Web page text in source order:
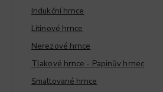
Indukční hrnce
Litinové hrnce
Nerezové hrnce
Tlakové hrnce - Papinův hrnec
Smaltované hrnce